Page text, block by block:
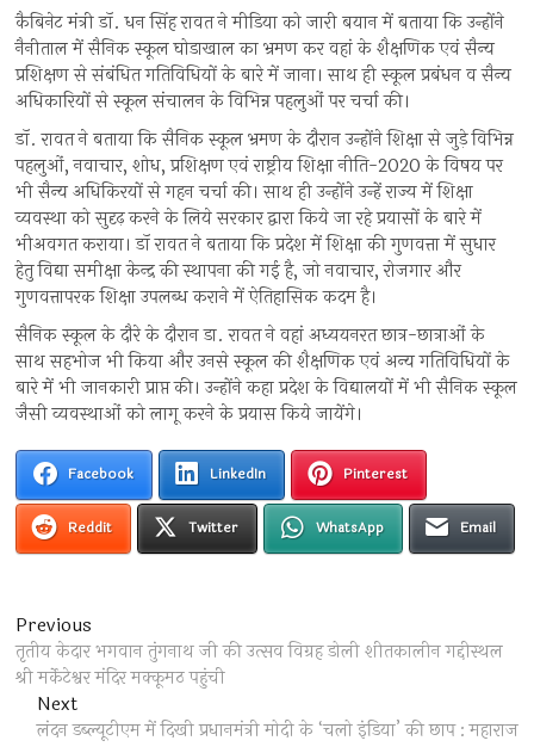
कैबिनेट मंत्री डॉ. धन सिंह रावत ने मीडिया को जारी बयान में बताया कि उन्होंने
नैनीताल में सैनिक स्कूल घोडाखाल का भ्रमण कर वहां के शैक्षणिक एवं सैन्य
प्रशिक्षण से संबंधित गतिविधियों के बारे में जाना। साथ ही स्कूल प्रबंधन व सैन्य
अधिकारियों से स्कूल संचालन के विभिन्न पहलुओं पर चर्चा की।
डॉ. रावत ने बताया कि सैनिक स्कूल भ्रमण के दौरान उन्होंने शिक्षा से जुड़े विभिन्न
पहलुओं, नवाचार, शोध, प्रशिक्षण एवं राष्ट्रीय शिक्षा नीति-2020 के विषय पर
भी सैन्य अधिकिरयों से गहन चर्चा की। साथ ही उन्होंने उन्हें राज्य में शिक्षा
व्यवस्था को सुदृढ़ करने के लिये सरकार द्वारा किये जा रहे प्रयासों के बारे में
भीअवगत कराया। डॉ रावत ने बताया कि प्रदेश में शिक्षा की गुणवत्ता में सुधार
हेतु विद्या समीक्षा केन्द्र की स्थापना की गई है, जो नवाचार, रोजगार और
गुणवत्तापरक शिक्षा उपलब्ध कराने में ऐतिहासिक कदम है।
सैनिक स्कूल के दौरे के दौरान डा. रावत ने वहां अध्ययनरत छात्र-छात्राओं के
साथ सहभोज भी किया और उनसे स्कूल की शैक्षणिक एवं अन्य गतिविधियों के
बारे में भी जानकारी प्राप्त की। उन्होंने कहा प्रदेश के विद्यालयों में भी सैनिक स्कूल
जैसी व्यवस्थाओं को लागू करने के प्रयास किये जायेंगे।
Facebook LinkedIn Pinterest
Reddit Twitter WhatsApp Email
Post
navigation
Previous
post:
तृतीय केदार भगवान तुंगनाथ जी की उत्सव विग्रह डोली शीतकालीन गद्दीस्थल
श्री मर्केटेश्वर मंदिर मक्कूमठ पहुंची
NextNext
post:
लंदन डब्ल्यूटीएम में दिखी प्रधानमंत्री मोदी के ‘चलो इंडिया’ की छाप : महाराज